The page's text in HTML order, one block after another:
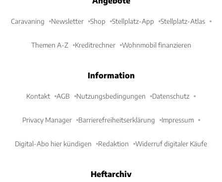
Caravaning Newsletter Shop Stellplatz-App Stellplatz-Atlas
Themen A-Z Kreditrechner Wohnmobil finanzieren
Information
Kontakt AGB Nutzungsbedingungen Datenschutz
Privacy Manager Barrierefreiheitserklärung Impressum
Digital-Abo hier kündigen Redaktion Widerruf digitaler Käufe
Heftarchiv